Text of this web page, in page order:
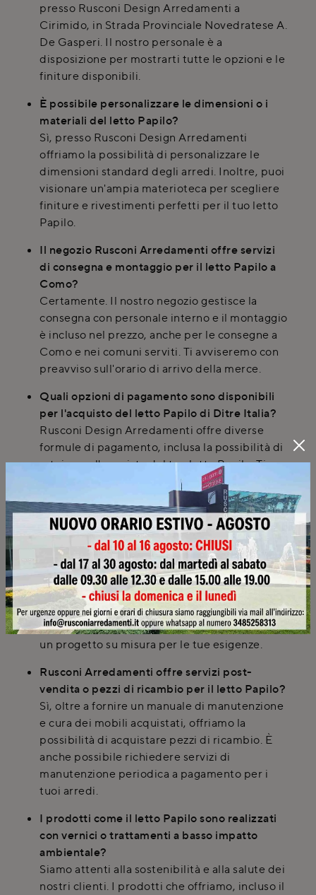
presso Rusconi Design Arredamenti a
Cirimido, in Strada Provinciale Novedratese A.
De Gasperi. Il nostro personale è a
disposizione per mostrarti tutte le opzioni e le
finiture disponibili.
È possibile personalizzare le dimensioni o i
materiali del letto Papilo?
Sì, presso Rusconi Design Arredamenti
offriamo la possibilità di personalizzare le
dimensioni standard degli arredi. Inoltre, puoi
visionare un'ampia materioteca per scegliere
finiture e rivestimenti perfetti per il tuo letto
Papilo.
Il negozio Rusconi Arredamenti offre servizi
di consegna e montaggio per il letto Papilo a
Como?
Certamente. Il nostro negozio gestisce la
consegna con personale interno e il montaggio
è incluso nel prezzo, anche per le consegne a
Como e nei comuni serviti. Ti avviseremo con
preavviso sull'orario di arrivo della merce.
Quali opzioni di pagamento sono disponibili
per l'acquisto del letto Papilo di Ditre Italia?
Rusconi Design Arredamenti offre diverse
formule di pagamento, inclusa la possibilità di
rateizzare l'acquisto del tuo letto Papilo. Ti
invitiamo a contattare il nostro showroom per
maggiori dettagli sulle condizioni.
È possibile richiedere una consulenza a
domicilio per la progettazione del letto Papilo
a Lugano?
Sì, il nostro servizio di progettazione 3D
include consulenze a domicilio e rilievi delle
misure in loco, disponibili anche per i clienti di
Lugano e dei comuni serviti. Questo ti assicura
un progetto su misura per le tue esigenze.
Rusconi Arredamenti offre servizi post-
vendita o pezzi di ricambio per il letto Papilo?
Sì, oltre a fornire un manuale di manutenzione
e cura dei mobili acquistati, offriamo la
possibilità di acquistare pezzi di ricambio. È
anche possibile richiedere servizi di
manutenzione periodica a pagamento per i
tuoi arredi.
I prodotti come il letto Papilo sono realizzati
con vernici o trattamenti a basso impatto
ambientale?
Siamo attenti alla sostenibilità e alla salute dei
nostri clienti. I prodotti che offriamo, incluso il